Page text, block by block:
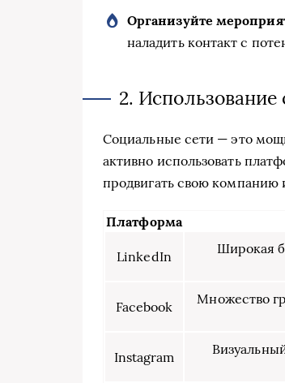
Организуйте
наладить контакт с
2.
Социальные сети — это
активно использовать
продвигать свою компанию
Платформа
LinkedIn
Широкая
Facebook
Множество
Instagram